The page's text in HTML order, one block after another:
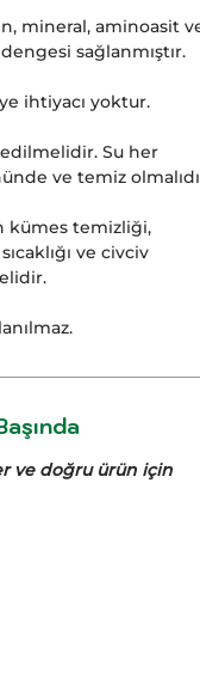
mineral, aminoasit
sağlanmıştır.
ihtiyacı yoktur.
Su her
ve temiz
kümes temizliği,
ve civciv
ve doğru ürün için